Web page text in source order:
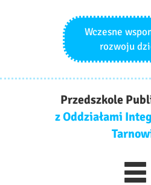
Wczesne
rozwoju
Przedszkole
z Oddziałami